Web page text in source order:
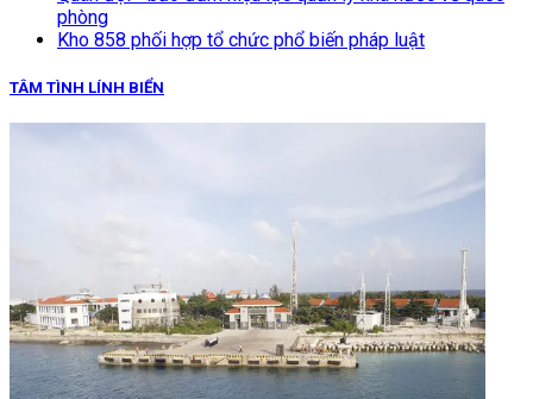
phòng
Kho 858 phối hợp tổ chức phổ biến pháp luật
TÂM TÌNH LÍNH BIỂN